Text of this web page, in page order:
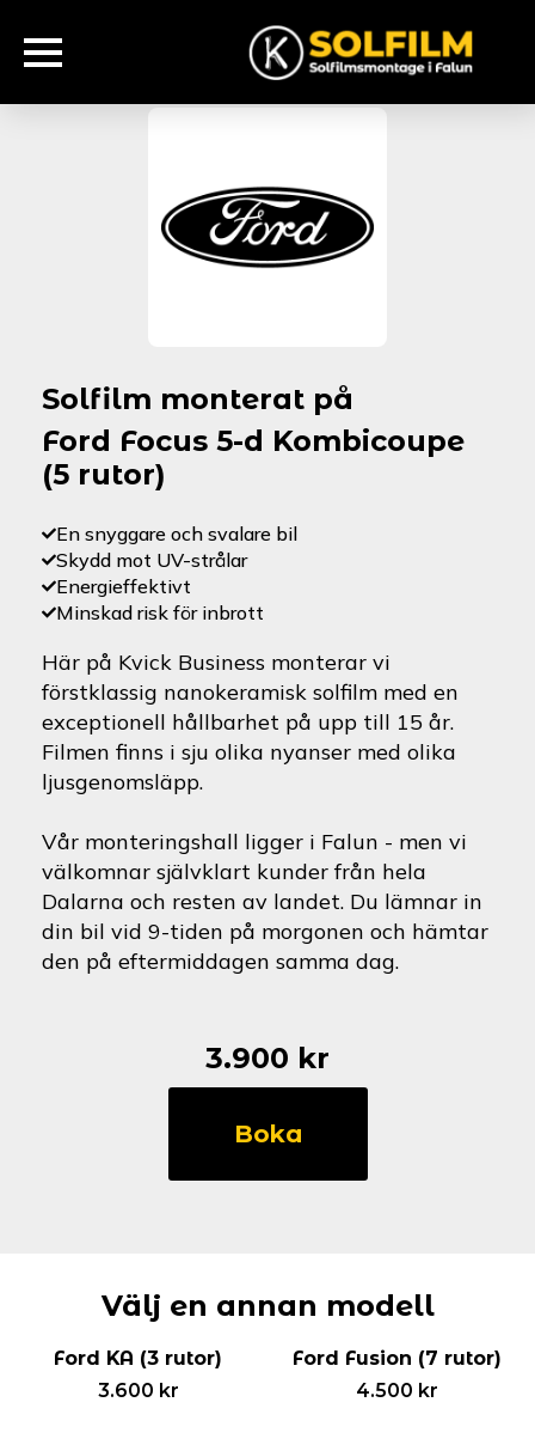
Solfilm monterat på
Ford Focus 5-d Kombicoupe
(5 rutor)
En snyggare och svalare bil
Skydd mot UV-strålar
Energieffektivt
Minskad risk för inbrott
Här på Kvick Business monterar vi
förstklassig nanokeramisk solfilm med en
exceptionell hållbarhet på upp till 15 år.
Filmen finns i sju olika nyanser med olika
ljusgenomsläpp.
Vår monteringshall ligger i Falun - men vi
välkomnar självklart kunder från hela
Dalarna och resten av landet. Du lämnar in
din bil vid 9-tiden på morgonen och hämtar
den på eftermiddagen samma dag.
3.900 kr
Ford
Kombicoupe
Boka
Välj en annan modell
Ford KA (3 rutor)
3.600 kr
Ford Fusion (7 rutor)
4.500 kr